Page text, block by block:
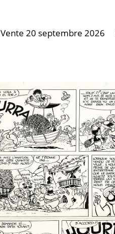
Vente 20 septembre 2026